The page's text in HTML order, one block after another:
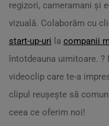
regizori, cameramani și
vizuală. Colaborăm cu
start-up-uri la companii
întotdeauna uimitoare. ?
videoclip care te-a
clipul reușește să
ceea ce oferim noi!